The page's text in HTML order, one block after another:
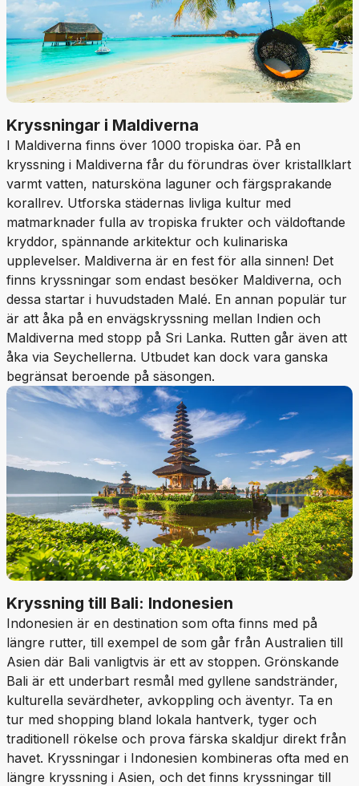
Kryssningar i Maldiverna
I Maldiverna finns över 1000 tropiska öar. På en
kryssning i Maldiverna får du förundras över kristallklart
varmt vatten, natursköna laguner och färgsprakande
korallrev. Utforska städernas livliga kultur med
matmarknader fulla av tropiska frukter och väldoftande
kryddor, spännande arkitektur och kulinariska
upplevelser. Maldiverna är en fest för alla sinnen! Det
finns kryssningar som endast besöker Maldiverna, och
dessa startar i huvudstaden Malé. En annan populär tur
är att åka på en envägskryssning mellan Indien och
Maldiverna med stopp på Sri Lanka. Rutten går även att
åka via Seychellerna. Utbudet kan dock vara ganska
begränsat beroende på säsongen.
Kryssning till Bali: Indonesien
Indonesien är en destination som ofta finns med på
längre rutter, till exempel de som går från Australien till
Asien där Bali vanligtvis är ett av stoppen. Grönskande
Bali är ett underbart resmål med gyllene sandstränder,
kulturella sevärdheter, avkoppling och äventyr. Ta en
tur med shopping bland lokala hantverk, tyger och
traditionell rökelse och prova färska skaldjur direkt från
havet. Kryssningar i Indonesien kombineras ofta med en
längre kryssning i Asien, och det finns kryssningar till